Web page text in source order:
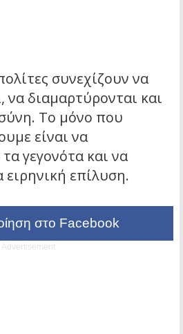
συνεχίζουν να
να διαμαρτύρονται και
Το μόνο που
είναι να
γεγονότα και να
ειρηνική επίλυση.
στο Facebook
Advertisement